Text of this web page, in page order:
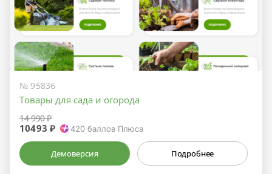
№ 95836
Товары для сада и огорода
14 990 ₽
10493 ₽ 420 баллов Плюса
Демоверсия Подробнее